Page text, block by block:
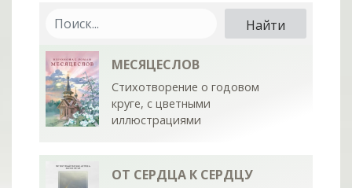
МЕСЯЦЕСЛОВ
Стихотворение о годовом
круге, с цветными
иллюстрациями
ОТ СЕРДЦА К СЕРДЦУ